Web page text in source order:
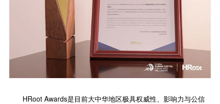
HRoot Awards是目前大中华地区极具权威性、影响力与公信